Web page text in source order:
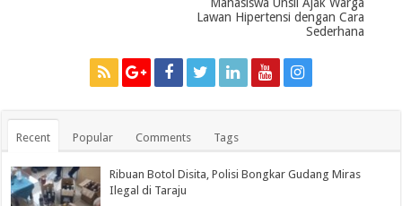
Lawan Hipertensi dengan Cara
Sederhana
Recent Popular Comments Tags
Ribuan Botol Disita, Polisi Bongkar Gudang Miras
Ilegal di Taraju